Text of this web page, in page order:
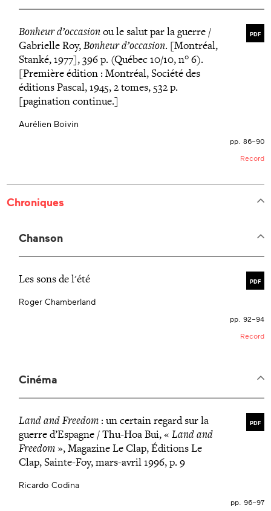
PDF
Bonheur d’occasionou le salut par la guerre /
Gabrielle Roy,Bonheur d’occasion. [Montréal,
Stanké, 1977], 396 p. (Québec 10/10, n° 6).
[Première édition : Montréal, Société des
éditions Pascal, 1945, 2 tomes, 532 p.
[pagination continue.]
Aurélien Boivin
pp. 86–90
Record
Chroniques
Chanson
PDF
Les sons de l'été
Roger Chamberland
pp. 92–94
Record
Cinéma
PDF
Land and Freedom : un certain regard sur la
guerre d’Espagne / Thu-Hoa Bui, « Land and
Freedom », Magazine Le Clap, Éditions Le
Clap, Sainte-Foy, mars-avril 1996, p. 9
Ricardo Codina
pp. 96–97